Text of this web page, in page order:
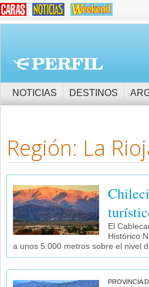
NOTICIAS DESTINOS
Región: La
El
Histórico
a unos 5.000 metros sobre el nivel
PROVINCIA